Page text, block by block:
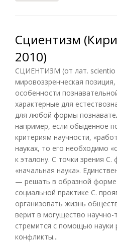
Сциентизм
2010)
СЦИЕНТИЗМ (от лат.
мировоззренческая
особенности
характерные для
для любой формы
например, если обыденное
критериям научности,
науках, то его необходимо
к эталону. С точки зрения
«начальная наука».
— решать в образной форме
социальной практике С.
организовать жизнь
верит в могущество научно-
стремится с помощью науки
конфликты...